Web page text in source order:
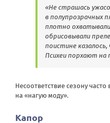
«Не страшась
в полупрозрачных
плотно
обрисовывали
поистине
Психеи порхают на
Несоответствие сезону
на «нагую моду».
Капор